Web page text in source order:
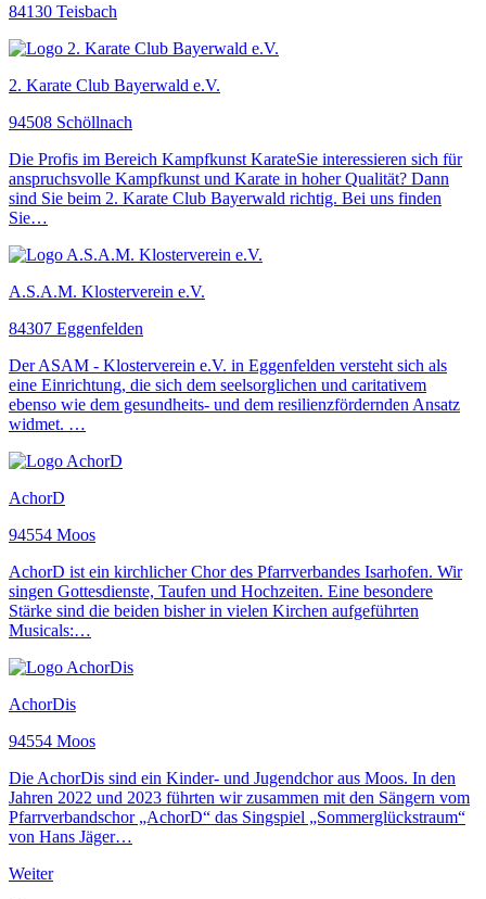
84130 Teisbach
2. Karate Club Bayerwald e.V.
94508 Schöllnach
Die Profis im Bereich Kampfkunst KarateSie interessieren sich für
anspruchsvolle Kampfkunst und Karate in hoher Qualität? Dann
sind Sie beim 2. Karate Club Bayerwald richtig. Bei uns finden
Sie…
A.S.A.M. Klosterverein e.V.
84307 Eggenfelden
Der ASAM - Klosterverein e.V. in Eggenfelden versteht sich als
eine Einrichtung, die sich dem seelsorglichen und caritativem
ebenso wie dem gesundheits- und dem resilienzfördernden Ansatz
widmet. …
AchorD
94554 Moos
AchorD ist ein kirchlicher Chor des Pfarrverbandes Isarhofen. Wir
singen Gottesdienste, Taufen und Hochzeiten. Eine besondere
Stärke sind die beiden bisher in vielen Kirchen aufgeführten
Musicals:…
AchorDis
94554 Moos
Die AchorDis sind ein Kinder- und Jugendchor aus Moos. In den
Jahren 2022 und 2023 führten wir zusammen mit den Sängern vom
Pfarrverbandschor „AchorD“ das Singspiel „Sommerglückstraum“
von Hans Jäger…
Weiter